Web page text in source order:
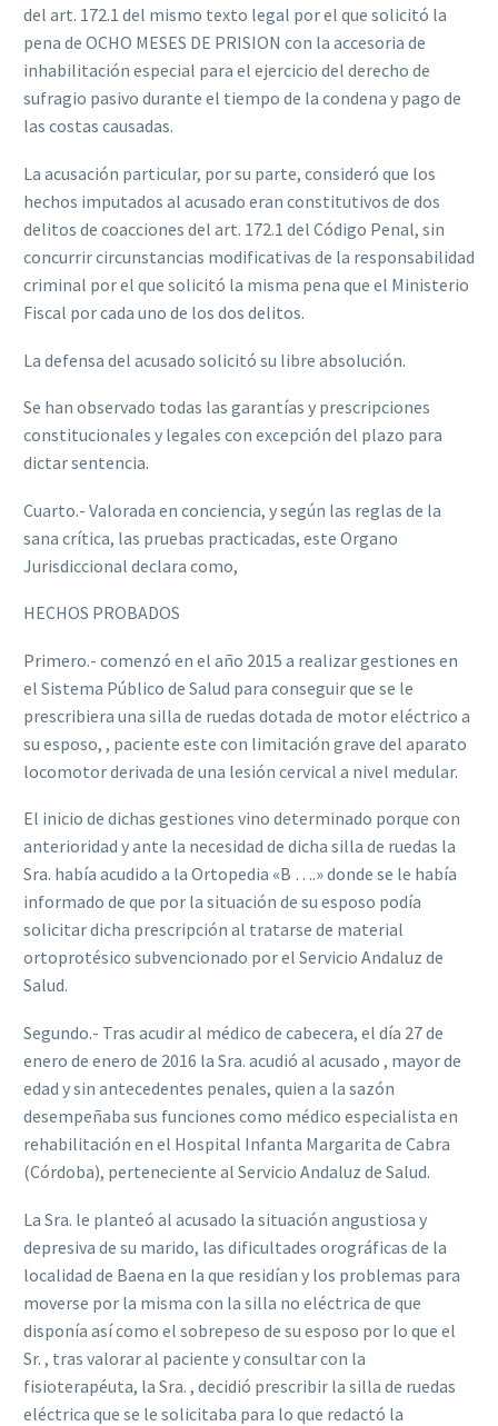
del art. 172.1 del mismo texto legal por el que solicitó la
pena de OCHO MESES DE PRISION con la accesoria de
inhabilitación especial para el ejercicio del derecho de
sufragio pasivo durante el tiempo de la condena y pago de
las costas causadas.
La acusación particular, por su parte, consideró que los
hechos imputados al acusado eran constitutivos de dos
delitos de coacciones del art. 172.1 del Código Penal, sin
concurrir circunstancias modificativas de la responsabilidad
criminal por el que solicitó la misma pena que el Ministerio
Fiscal por cada uno de los dos delitos.
La defensa del acusado solicitó su libre absolución.
Se han observado todas las garantías y prescripciones
constitucionales y legales con excepción del plazo para
dictar sentencia.
Cuarto.- Valorada en conciencia, y según las reglas de la
sana crítica, las pruebas practicadas, este Organo
Jurisdiccional declara como,
HECHOS PROBADOS
Primero.- comenzó en el año 2015 a realizar gestiones en
el Sistema Público de Salud para conseguir que se le
prescribiera una silla de ruedas dotada de motor eléctrico a
su esposo, , paciente este con limitación grave del aparato
locomotor derivada de una lesión cervical a nivel medular.
El inicio de dichas gestiones vino determinado porque con
anterioridad y ante la necesidad de dicha silla de ruedas la
Sra. había acudido a la Ortopedia «B ….» donde se le había
informado de que por la situación de su esposo podía
solicitar dicha prescripción al tratarse de material
ortoprotésico subvencionado por el Servicio Andaluz de
Salud.
Segundo.- Tras acudir al médico de cabecera, el día 27 de
enero de enero de 2016 la Sra. acudió al acusado , mayor de
edad y sin antecedentes penales, quien a la sazón
desempeñaba sus funciones como médico especialista en
rehabilitación en el Hospital Infanta Margarita de Cabra
(Córdoba), perteneciente al Servicio Andaluz de Salud.
La Sra. le planteó al acusado la situación angustiosa y
depresiva de su marido, las dificultades orográficas de la
localidad de Baena en la que residían y los problemas para
moverse por la misma con la silla no eléctrica de que
disponía así como el sobrepeso de su esposo por lo que el
Sr. , tras valorar al paciente y consultar con la
fisioterapéuta, la Sra. , decidió prescribir la silla de ruedas
eléctrica que se le solicitaba para lo que redactó la